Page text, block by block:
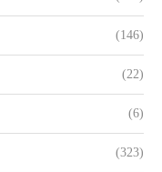
(146)
(22)
(6)
(323)